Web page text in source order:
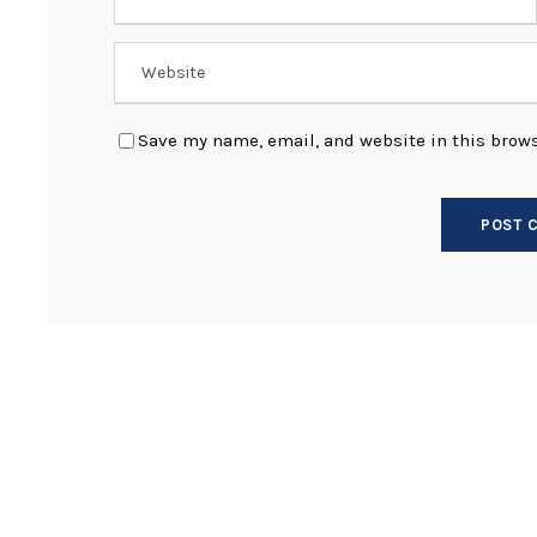
Save my name, email, and website in this